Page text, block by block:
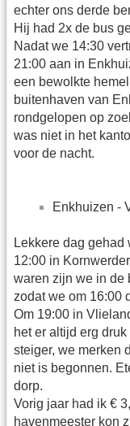
echter ons derde
Hij had 2x de bus
Nadat we 14:30
21:00 aan in
een bewolkte
buitenhaven van
rondgelopen op
was niet in het
voor de nacht.
Enkhuizen -
Lekkere dag
12:00 in
waren zijn we in de
zodat we om 16:00
Om 19:00 in
het er altijd erg
steiger, we merken
niet is begonnen.
dorp.
Vorig jaar had ik €
havenmeester kon